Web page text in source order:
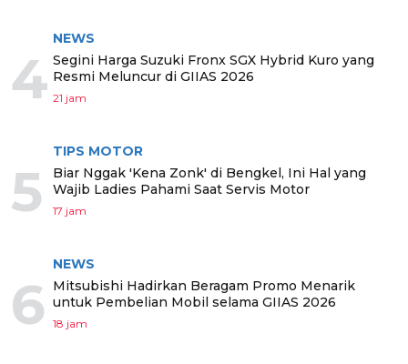
4
NEWS
Segini Harga Suzuki Fronx SGX Hybrid Kuro yang
Resmi Meluncur di GIIAS 2026
21 jam
5
TIPS MOTOR
Biar Nggak 'Kena Zonk' di Bengkel, Ini Hal yang
Wajib Ladies Pahami Saat Servis Motor
17 jam
6
NEWS
Mitsubishi Hadirkan Beragam Promo Menarik
untuk Pembelian Mobil selama GIIAS 2026
18 jam